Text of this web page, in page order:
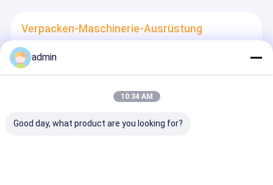
Verpacken-Maschinerie-Ausrüstung
Energieeffiziente 10F-Wasserklebstoff-Trotten-
Papierhandgriff-Herstellungsmaschine Zuverlässige
Ausgabe für die Herstellung von Papierhandgriffen
Stabile Leistung 10F Wasserklebstoff verdrehter
Papiergriff Herstellungsmaschine kontinuierlicher
Hocheffizienter 10F-Wasserkleber mit gedrehtem
admin
10:34 AM
Good day, what product are you looking for?